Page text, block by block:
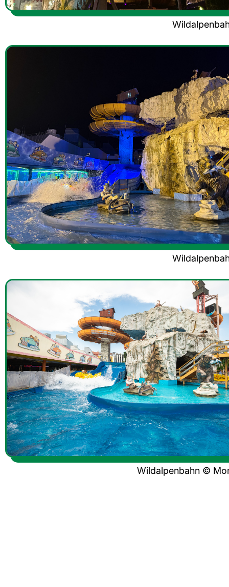
Wildalpenbahn ©